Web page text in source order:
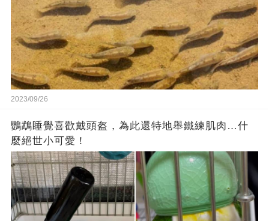
2023/09/26
鸚鵡睡覺喜歡戴頭盔，為此還特地舉鐵練肌肉…什
麼絕世小可愛！